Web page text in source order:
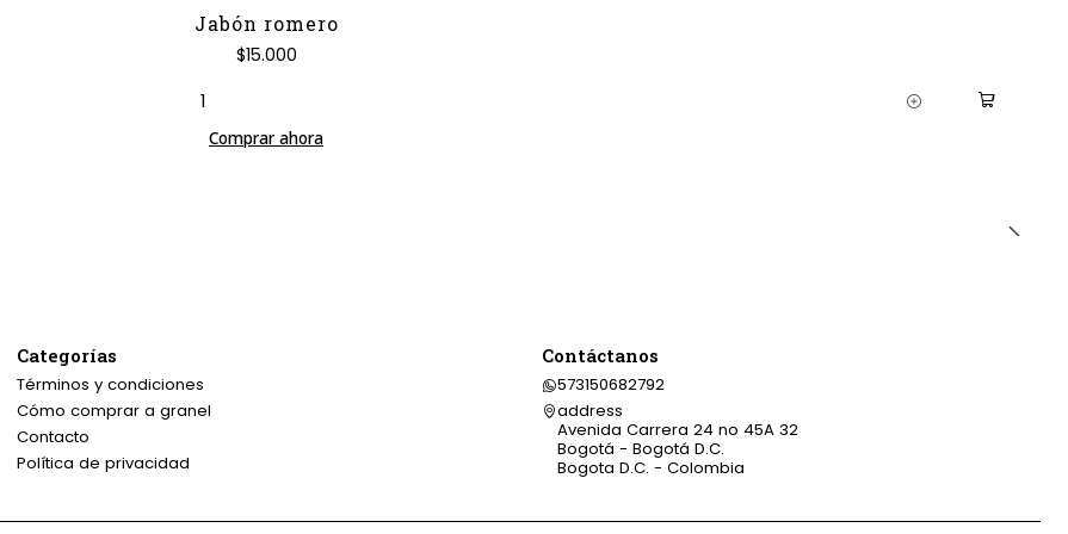
Jabón romero
$15.000
Comprar ahora
Categorías
Términos y condiciones
Cómo comprar a granel
Contacto
Política de privacidad
Contáctanos
573150682792
address
Avenida Carrera 24 no 45A 32
Bogotá - Bogotá D.C.
Bogota D.C. - Colombia